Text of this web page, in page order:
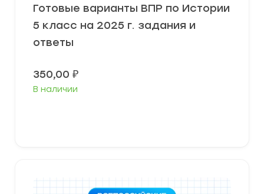
Готовые варианты ВПР по Истории
5 класс на 2025 г. задания и
ответы
350,00 ₽
В наличии